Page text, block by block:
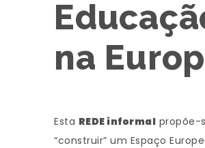
na
Esta REDE informal propõe-
“construir” um Espaço